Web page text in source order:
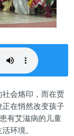
会烙印，而在贾
在悄然改变孩子
有艾滋病的儿童
环境。